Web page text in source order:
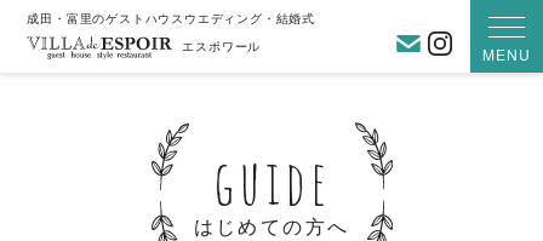
成田・富里のゲストハウスウエディング・結婚式
エスポワール
MENU
お問い合わ
guide
はじめての方へ